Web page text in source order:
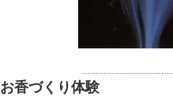
お香づくり体験